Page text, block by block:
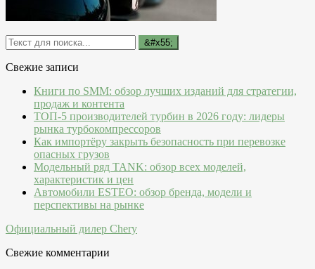
Свежие записи
Книги по SMM: обзор лучших изданий для стратегии,
продаж и контента
ТОП-5 производителей турбин в 2026 году: лидеры
рынка турбокомпрессоров
Как импортёру закрыть безопасность при перевозке
опасных грузов
Модельный ряд TANK: обзор всех моделей,
характеристик и цен
Автомобили ESTEO: обзор бренда, модели и
перспективы на рынке
Официальный дилер Chery
Свежие комментарии